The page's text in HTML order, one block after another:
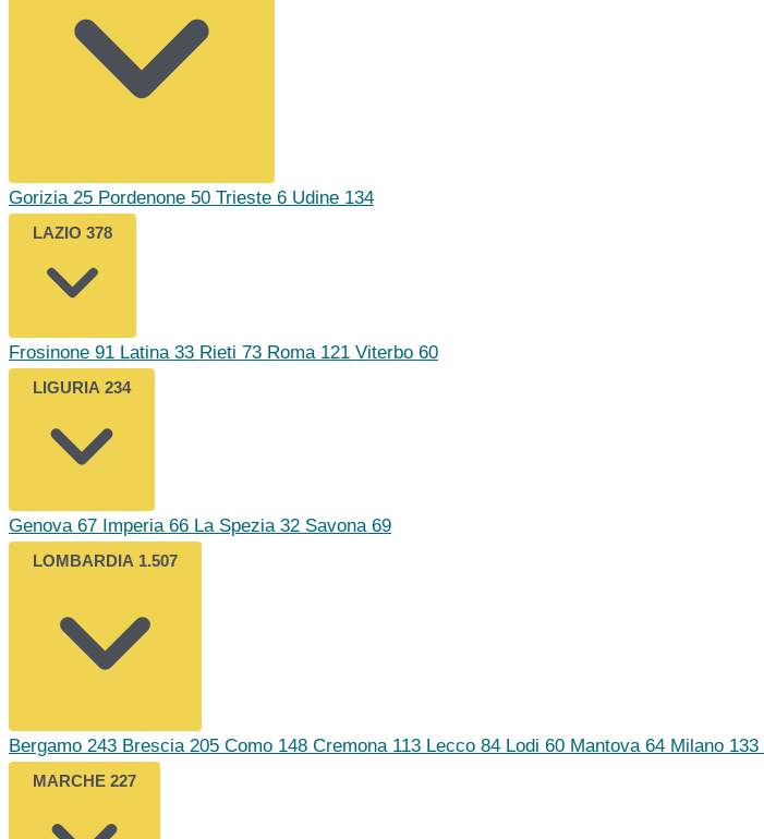
Gorizia 25 Pordenone 50 Trieste 6 Udine 134
LAZIO 378
Frosinone 91 Latina 33 Rieti 73 Roma 121 Viterbo 60
LIGURIA 234
Genova 67 Imperia 66 La Spezia 32 Savona 69
LOMBARDIA 1.507
Bergamo 243 Brescia 205 Como 148 Cremona 113 Lecco 84 Lodi 60 Mantova 64 Milano 133
MARCHE 227